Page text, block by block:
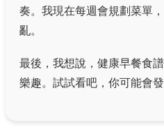
奏。我現在每週會規劃菜單
亂。
最後，我想說，健康早餐食
樂趣。試試看吧，你可能會發